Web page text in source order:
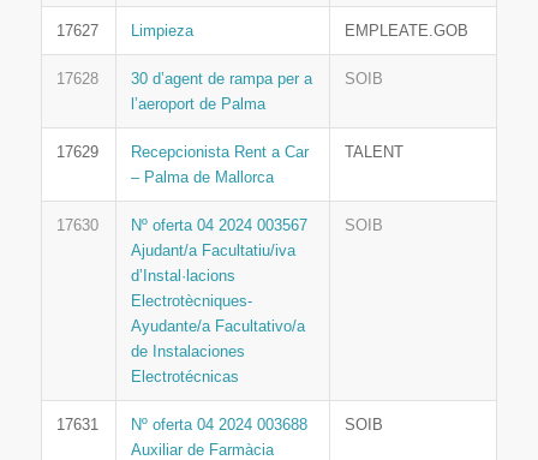
17627 Limpieza EMPLEATE.GOB
17628
30 d’agent de rampa per a
l’aeroport de Palma
SOIB
17629
Recepcionista Rent a Car
– Palma de Mallorca
TALENT
17630
Nº oferta 04 2024 003567
Ajudant/a Facultatiu/iva
d’Instal·lacions
Electrotècniques-
Ayudante/a Facultativo/a
de Instalaciones
Electrotécnicas
SOIB
17631
Nº oferta 04 2024 003688
Auxiliar de Farmàcia
SOIB